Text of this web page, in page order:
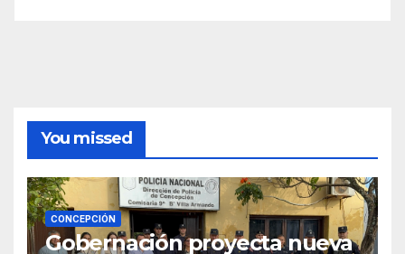
You missed
CONCEPCIÓN
Gobernación proyecta nueva